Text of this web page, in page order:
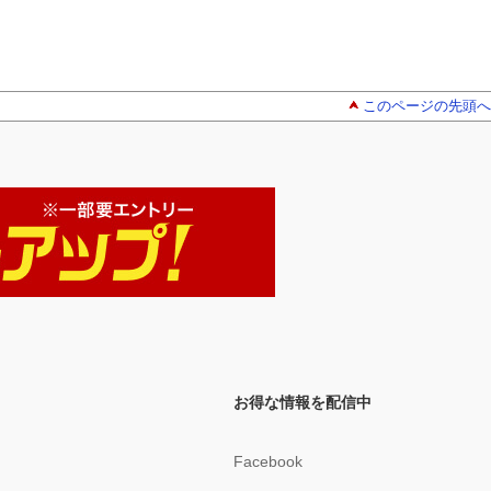
このページの先頭へ
お得な情報を配信中
Facebook